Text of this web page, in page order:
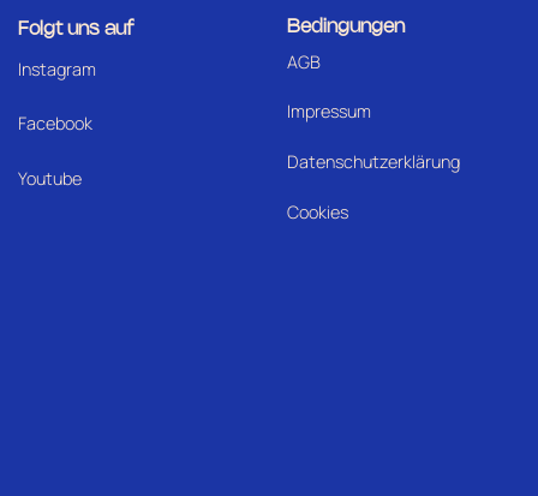
Folgt uns auf
Instagram
Facebook
Youtube
Bedingungen
AGB
Impressum
Datenschutzerklärung
Cookies